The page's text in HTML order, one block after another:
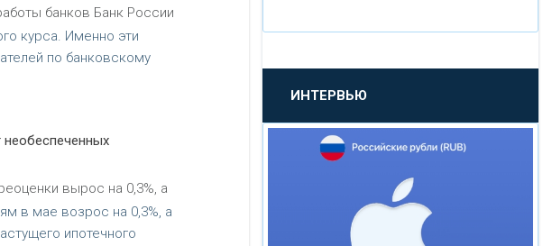
банков Банк России
курса. Именно эти
по банковскому
вырос на 0,3%, а
в мае возрос на 0,3%, а
ипотечного
«ПРОМСВЯЗЬБАНК»
«НОВИКОМБАНК»
«СМП БАНК»
ИНТЕРВЬЮ